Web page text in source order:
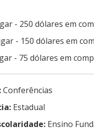
- 250 dólares em
- 150 dólares em
- 75 dólares em
Conferências
Estadual
Ensino